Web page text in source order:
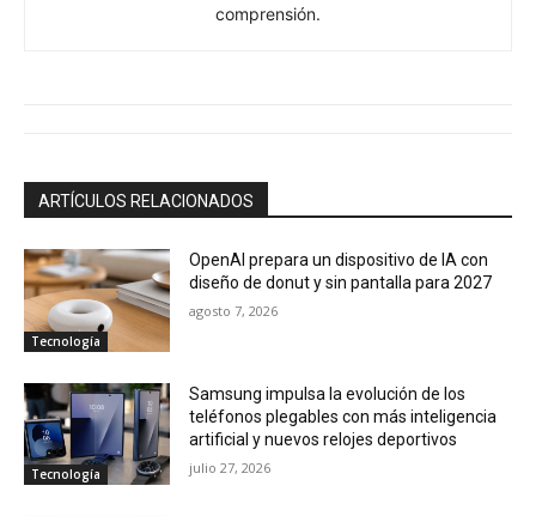
comprensión.
ARTÍCULOS RELACIONADOS
Tecnología
OpenAI prepara un dispositivo de IA con
diseño de donut y sin pantalla para 2027
agosto 7, 2026
Tecnología
Samsung impulsa la evolución de los
teléfonos plegables con más inteligencia
artificial y nuevos relojes deportivos
julio 27, 2026